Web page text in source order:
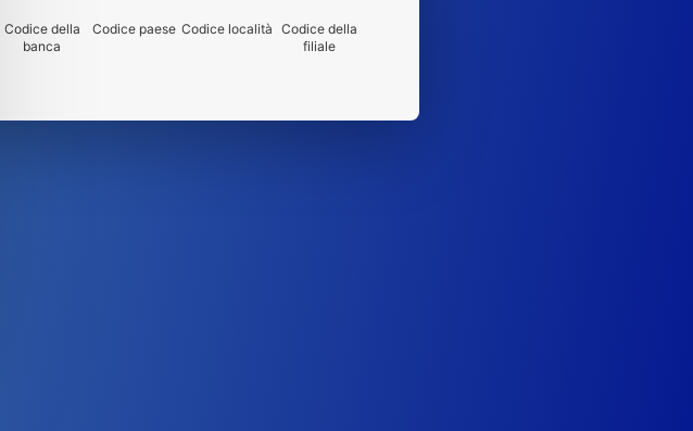
Codice della
banca
Codice paese Codice località Codice della
filiale